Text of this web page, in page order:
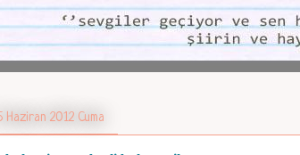
Haziran 2012 Cuma